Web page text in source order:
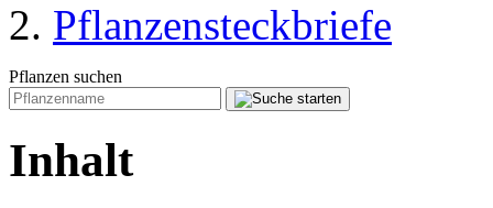
Pflanzensteckbriefe
Pflanzen suchen
Inhalt